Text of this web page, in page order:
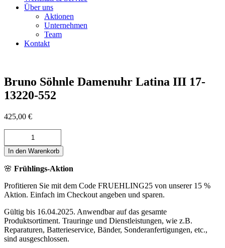
Über uns
Aktionen
Unternehmen
Team
Kontakt
Bruno Söhnle Damenuhr Latina III 17-
13220-552
425,00 €
Damenuhr
III
13220-
552
In den Warenkorb
🌸 Frühlings-Aktion
Profitieren Sie mit dem Code FRUEHLING25 von unserer 15 %
Aktion. Einfach im Checkout angeben und sparen.
Gültig bis 16.04.2025. Anwendbar auf das gesamte
Produktsortiment. Trauringe und Dienstleistungen, wie z.B.
Reparaturen, Batterieservice, Bänder, Sonderanfertigungen, etc.,
sind ausgeschlossen.